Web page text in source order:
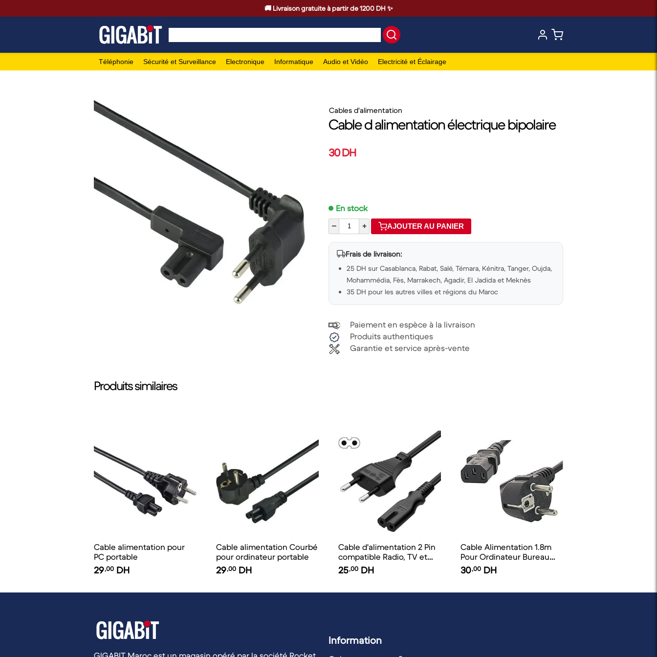
🚚 Livraison gratuite à partir de 1200 DH ✨
Téléphonie Sécurité et Surveillance Electronique Informatique Audio et Vidéo Electricité et Éclairage
Cables d'alimentation
Cable d alimentation électrique bipolaire
30 DH
En stock
–
+ AJOUTER AU PANIER
Frais de livraison:
25 DH sur Casablanca, Rabat, Salé, Témara, Kénitra, Tanger, Oujda,
Mohammédia, Fès, Marrakech, Agadir, El Jadida et Meknès
35 DH pour les autres villes et régions du Maroc
Paiement en espèce à la livraison
Produits authentiques
Garantie et service après-vente
Produits similaires
Cable alimentation pour
PC portable
29,00 DH
Cable alimentation Courbé
pour ordinateur portable
29,00 DH
Cable d'alimentation 2 Pin
compatible Radio, TV et
Imprimante
25,00 DH
Cable Alimentation 1.8m
Pour Ordinateur Bureau
Original
30,00 DH
Information